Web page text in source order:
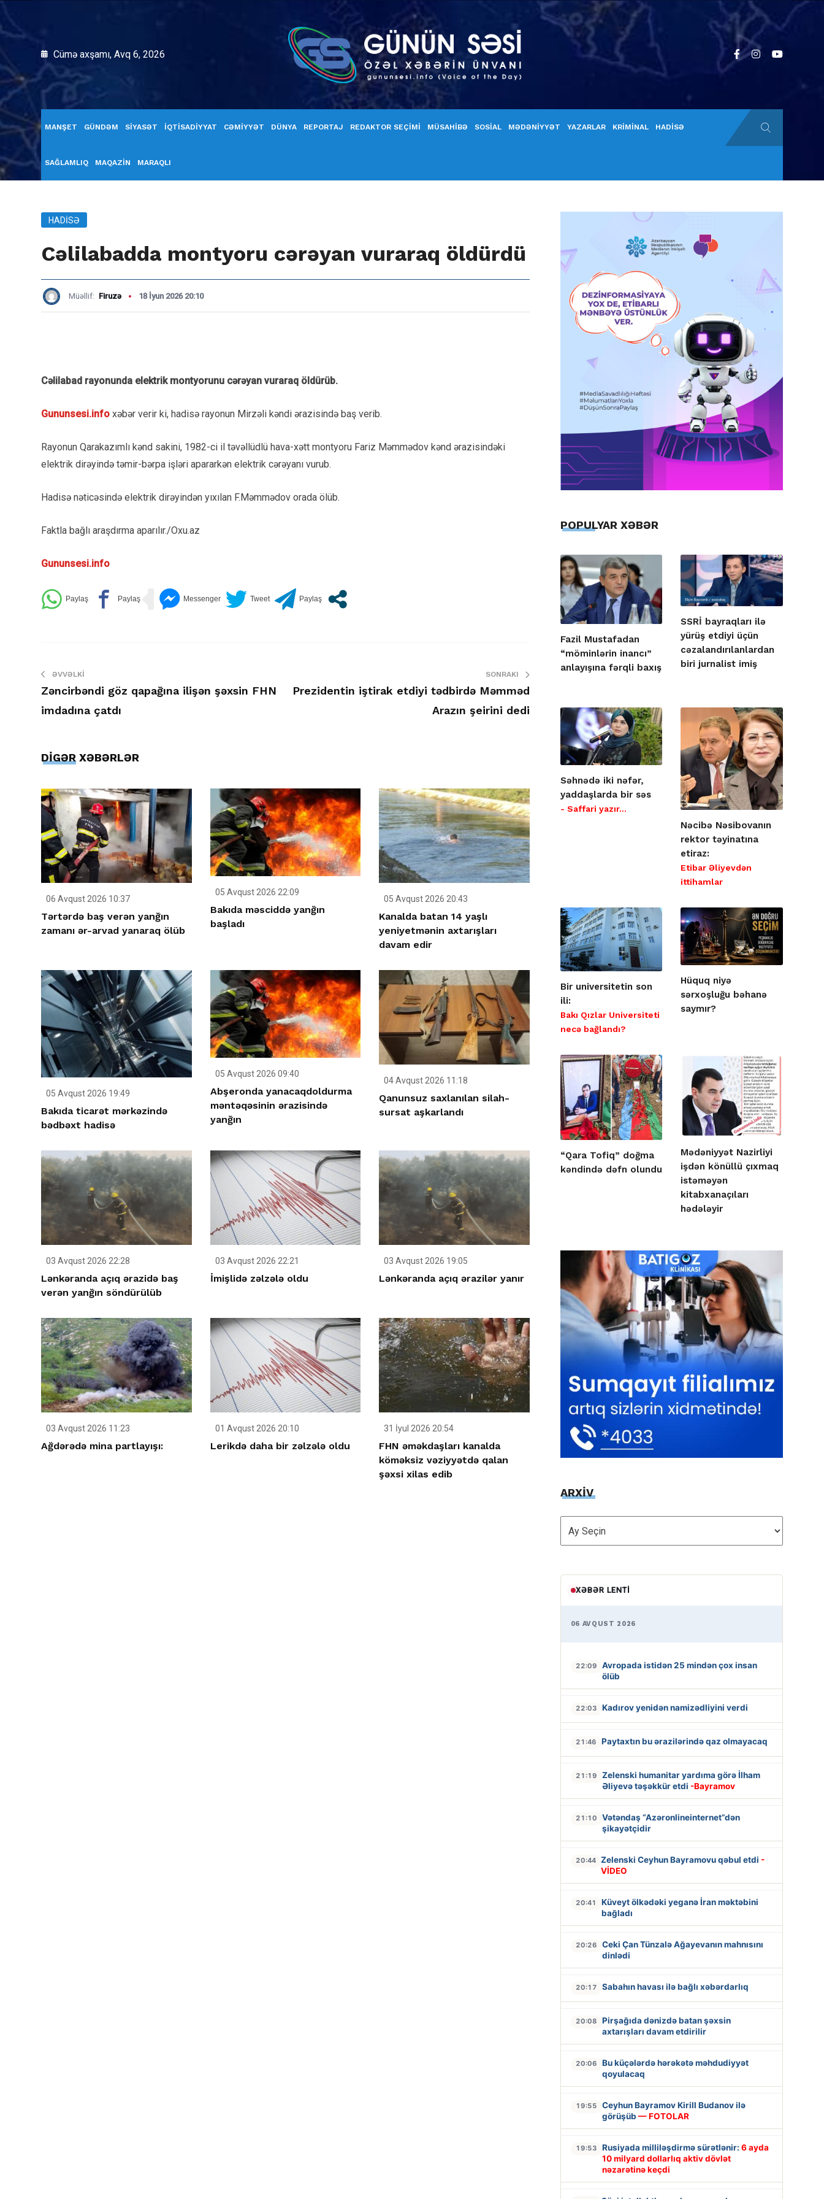
Cümə axşamı, Avq 6, 2026
MANŞET GÜNDƏM SİYASƏT İQTİSADİYYAT CƏMİYYƏT DÜNYA REPORTAJ REDAKTOR SEÇİMİ MÜSAHİBƏ SOSİAL MƏDƏNİYYƏT YAZARLAR KRİMİNAL HADİSƏ
SAĞLAMLIQ MAQAZİN MARAQLI
HADISƏ
Cəlilabadda montyoru cərəyan vuraraq öldürdü
Müəllif: Firuzə 18 İyun 2026 20:10
Cəlilabad rayonunda elektrik montyorunu cərəyan vuraraq öldürüb.
Gununsesi.info xəbər verir ki, hadisə rayonun Mirzəli kəndi ərazisində baş verib.
Rayonun Qarakazımlı kənd sakini, 1982-ci il təvəllüdlü hava-xətt montyoru Fariz Məmmədov kənd ərazisindəki
elektrik dirəyində təmir-bərpa işləri apararkən elektrik cərəyanı vurub.
Hadisə nəticəsində elektrik dirəyindən yıxılan F.Məmmədov orada ölüb.
Faktla bağlı araşdırma aparılır./Oxu.az
Gununsesi.info
ƏVVƏLKI
Zəncirbəndi göz qapağına ilişən şəxsin FHN
imdadına çatdı
SONRAKI
Prezidentin iştirak etdiyi tədbirdə Məmməd
Arazın şeirini dedi
DİGƏR XƏBƏRLƏR
06 Avqust 2026 10:37
Tərtərdə baş verən yanğın
zamanı ər-arvad yanaraq ölüb
05 Avqust 2026 22:09
Bakıda məsciddə yanğın
başladı
05 Avqust 2026 20:43
Kanalda batan 14 yaşlı
yeniyetmənin axtarışları
davam edir
05 Avqust 2026 19:49
Bakıda ticarət mərkəzində
bədbəxt hadisə
05 Avqust 2026 09:40
Abşeronda yanacaqdoldurma
məntəqəsinin ərazisində
yanğın
04 Avqust 2026 11:18
Qanunsuz saxlanılan silah-
sursat aşkarlandı
03 Avqust 2026 22:28
Lənkəranda açıq ərazidə baş
verən yanğın söndürülüb
03 Avqust 2026 22:21
İmişlidə zəlzələ oldu
03 Avqust 2026 19:05
Lənkəranda açıq ərazilər yanır
03 Avqust 2026 11:23
Ağdərədə mina partlayışı:
01 Avqust 2026 20:10
Lerikdə daha bir zəlzələ oldu
31 İyul 2026 20:54
FHN əməkdaşları kanalda
köməksiz vəziyyətdə qalan
şəxsi xilas edib
POPULYAR XƏBƏR
Fazil Mustafadan
“möminlərin inancı”
anlayışına fərqli baxış
SSRİ bayraqları ilə
yürüş etdiyi üçün
cəzalandırılanlardan
biri jurnalist imiş
Səhnədə iki nəfər,
yaddaşlarda bir səs
- Saffari yazır…
Nəcibə Nəsibovanın
rektor təyinatına
etiraz:
Etibar Əliyevdən
ittihamlar
Bir universitetin son
ili:
Bakı Qızlar Universiteti
necə bağlandı?
Hüquq niyə
sərxoşluğu bəhanə
saymır?
“Qara Tofiq” doğma
kəndində dəfn olundu
Mədəniyyət Nazirliyi
işdən könüllü çıxmaq
istəməyən
kitabxanaçıları
hədələyir
ARXİV
ARXİV
XƏBƏR LENTI
06 AVQUST 2026
22:09
Avropada istidən 25 mindən çox insan
ölüb
22:03 Kadırov yenidən namizədliyini verdi
21:46 Paytaxtın bu ərazilərində qaz olmayacaq
21:19
Zelenski humanitar yardıma görə İlham
Əliyevə təşəkkür etdi -Bayramov
21:10
Vətəndaş “Azəronlineinternet”dən
şikayətçidir
20:44 Zelenski Ceyhun Bayramovu qəbul etdi -
VİDEO
20:41
Küveyt ölkədəki yeganə İran məktəbini
bağladı
20:26
Ceki Çan Tünzalə Ağayevanın mahnısını
dinlədi
20:17 Sabahın havası ilə bağlı xəbərdarlıq
20:08
Pirşağıda dənizdə batan şəxsin
axtarışları davam etdirilir
20:06
Bu küçələrdə hərəkətə məhdudiyyət
qoyulacaq
19:55
Ceyhun Bayramov Kirill Budanov ilə
görüşüb — FOTOLAR
19:53 Rusiyada milliləşdirmə sürətlənir: 6 ayda
10 milyard dollarlıq aktiv dövlət
nəzarətinə keçdi